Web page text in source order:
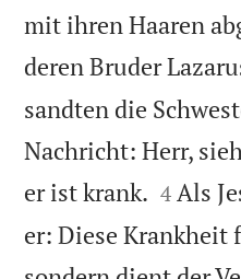
mit ihren Haaren
deren Bruder
sandten die
Nachricht: Herr,
er ist krank. 

4 Als
er: Diese